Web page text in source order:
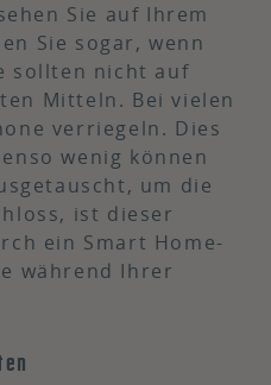
Sie auf Ihrem
Sie sogar, wenn
sollten nicht auf
Mitteln. Bei vielen
verriegeln. Dies
wenig können
um die
ist dieser
ein Smart Home-
während Ihrer